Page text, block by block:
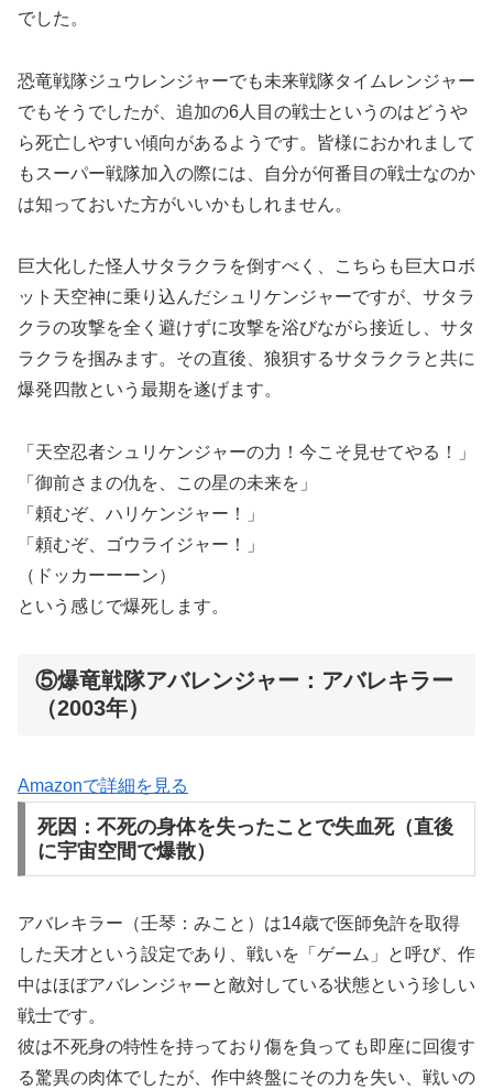
でした。
恐竜戦隊ジュウレンジャーでも未来戦隊タイムレンジャー
でもそうでしたが、追加の6人目の戦士というのはどうや
ら死亡しやすい傾向があるようです。皆様におかれまして
もスーパー戦隊加入の際には、自分が何番目の戦士なのか
は知っておいた方がいいかもしれません。
巨大化した怪人サタラクラを倒すべく、こちらも巨大ロボ
ット天空神に乗り込んだシュリケンジャーですが、サタラ
クラの攻撃を全く避けずに攻撃を浴びながら接近し、サタ
ラクラを掴みます。その直後、狼狽するサタラクラと共に
爆発四散という最期を遂げます。
「天空忍者シュリケンジャーの力！今こそ見せてやる！」
「御前さまの仇を、この星の未来を」
「頼むぞ、ハリケンジャー！」
「頼むぞ、ゴウライジャー！」
（ドッカーーーン）
という感じで爆死します。
⑤爆竜戦隊アバレンジャー：アバレキラー
（2003年）
Amazonで詳細を見る
死因：不死の身体を失ったことで失血死（直後
に宇宙空間で爆散）
アバレキラー（壬琴：みこと）は14歳で医師免許を取得
した天才という設定であり、戦いを「ゲーム」と呼び、作
中はほぼアバレンジャーと敵対している状態という珍しい
戦士です。
彼は不死身の特性を持っており傷を負っても即座に回復す
る驚異の肉体でしたが、作中終盤にその力を失い、戦いの